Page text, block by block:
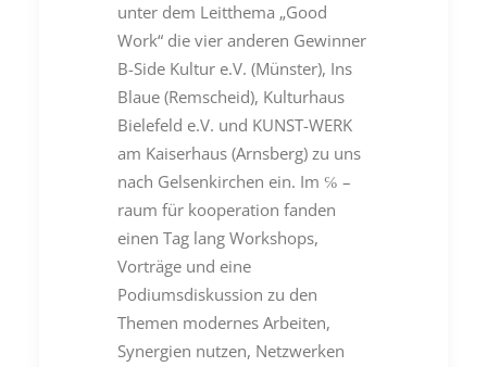
unter dem Leitthema „Good
Work“ die vier anderen Gewinner
B-Side Kultur e.V. (Münster), Ins
Blaue (Remscheid), Kulturhaus
Bielefeld e.V. und KUNST-WERK
am Kaiserhaus (Arnsberg) zu uns
nach Gelsenkirchen ein. Im ℅ –
raum für kooperation fanden
einen Tag lang Workshops,
Vorträge und eine
Podiumsdiskussion zu den
Themen modernes Arbeiten,
Synergien nutzen, Netzwerken